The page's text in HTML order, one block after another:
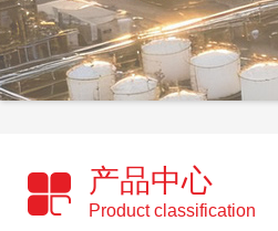
产品中心
Product classification